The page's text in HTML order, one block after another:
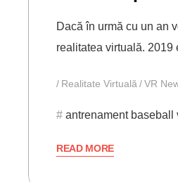
Dacă în urmă cu un an
realitatea virtuală.
Realitate Virtuală VR
antrenament baseball
READ MORE